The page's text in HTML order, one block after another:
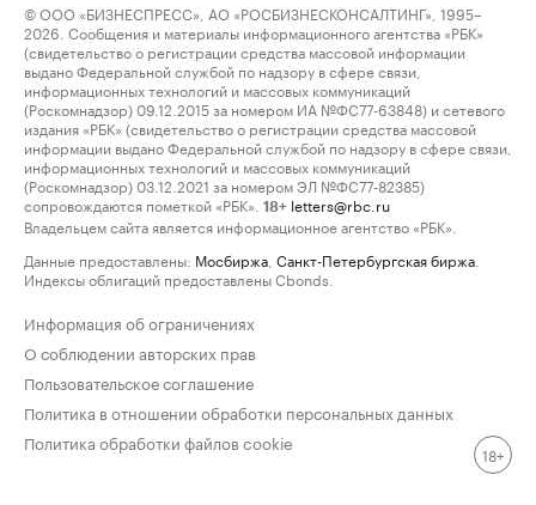
© ООО «БИЗНЕСПРЕСС», АО «РОСБИЗНЕСКОНСАЛТИНГ», 1995–
2026. Сообщения и материалы информационного агентства «РБК»
(свидетельство о регистрации средства массовой информации
выдано Федеральной службой по надзору в сфере связи,
информационных технологий и массовых коммуникаций
(Роскомнадзор) 09.12.2015 за номером ИА №ФС77-63848) и сетевого
издания «РБК» (свидетельство о регистрации средства массовой
информации выдано Федеральной службой по надзору в сфере связи,
информационных технологий и массовых коммуникаций
(Роскомнадзор) 03.12.2021 за номером ЭЛ №ФС77-82385)
сопровождаются пометкой «РБК».
18+ letters@rbc.ru
Владельцем сайта является информационное агентство «РБК».
Данные предоставлены: Мосбиржа Санкт-Петербургская биржа
Индексы облигаций предоставлены Cbonds.
Информация об ограничениях
О соблюдении авторских прав
Пользовательское соглашение
Политика в отношении обработки персональных данных
Политика обработки файлов cookie
18+